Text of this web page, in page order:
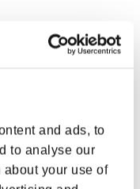
and ads, to
to analyse our
your use of